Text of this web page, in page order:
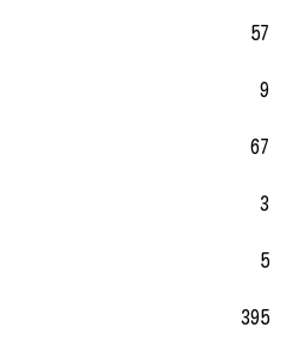
57
9
67
3
5
395